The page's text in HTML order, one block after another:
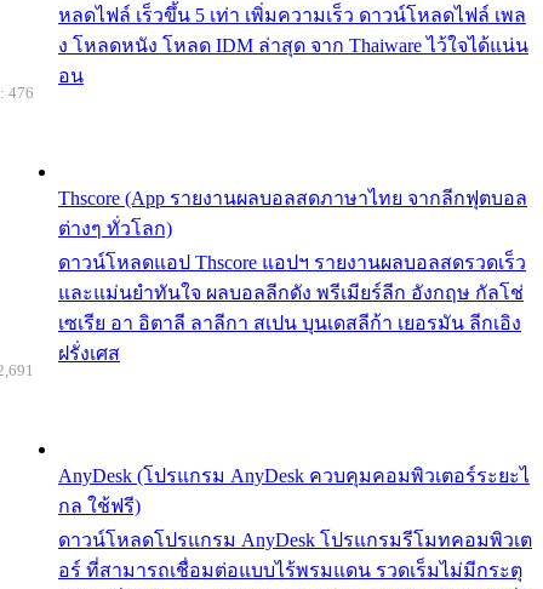
หลดไฟล์ เร็วขึ้น 5 เท่า เพิ่มความเร็ว ดาวน์โหลดไฟล์ เพล
ง โหลดหนัง โหลด IDM ล่าสุด จาก Thaiware ไว้ใจได้แน่น
อน
Thscore (App รายงานผลบอลสดภาษาไทย จากลีกฟุตบอล
ต่างๆ ทั่วโลก)
ดาวน์โหลดแอป Thscore แอปฯ รายงานผลบอลสดรวดเร็ว
และแม่นยำทันใจ ผลบอลลีกดัง พรีเมียร์ลีก อังกฤษ กัลโช่
เซเรีย อา อิตาลี ลาลีกา สเปน บุนเดสลีก้า เยอรมัน ลีกเอิง
ฝรั่งเศส
476
AnyDesk (โปรแกรม AnyDesk ควบคุมคอมพิวเตอร์ระยะไ
กล ใช้ฟรี)
ดาวน์โหลดโปรแกรม AnyDesk โปรแกรมรีโมทคอมพิวเต
อร์ ที่สามารถเชื่อมต่อแบบไร้พรมแดน รวดเร็มไม่มีกระตุ